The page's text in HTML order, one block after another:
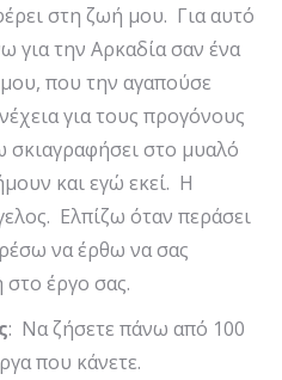
στη ζωή μου. Για αυτό
για την Αρκαδία σαν ένα
που την αγαπούσε
για τους προγόνους
σκιαγραφήσει στο μυαλό
και εγώ εκεί. Η
Ελπίζω όταν περάσει
να έρθω να σας
έργο σας.
: Να ζήσετε πάνω από 100
που κάνετε.